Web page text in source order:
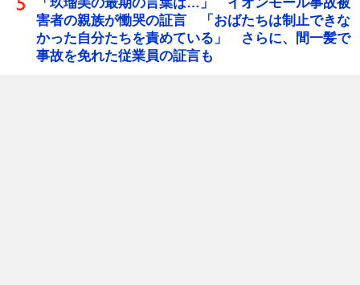
害者の親族が慟哭の証言 「おばたちは制止できな
かった自分たちを責めている」 さらに、間一髪で
事故を免れた従業員の証言も